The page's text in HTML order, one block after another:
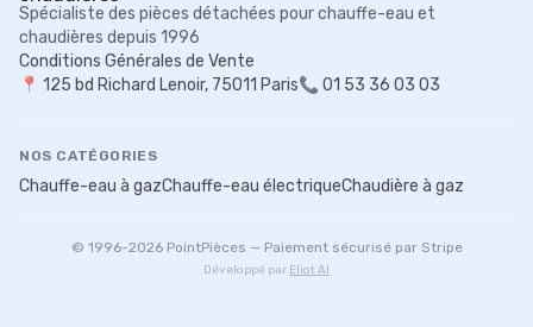
Spécialiste des pièces détachées pour chauffe-eau et
chaudières depuis 1996
Conditions Générales de Vente
📍 125 bd Richard Lenoir, 75011 Paris📞 01 53 36 03 03
NOS CATÉGORIES
Chauffe-eau à gazChauffe-eau électriqueChaudière à gaz
© 1996-2026PointPièces — Paiement sécurisé par Stripe
Développé par Eliot AI